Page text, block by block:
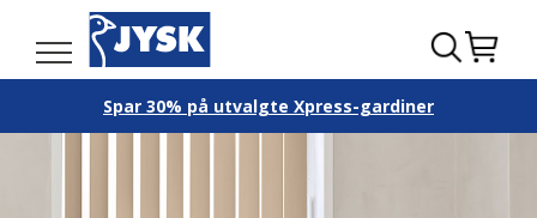
Spar 30% på utvalgte Xpress-gardiner